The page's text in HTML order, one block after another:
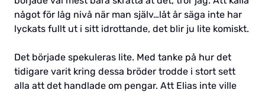
något för låg nivå när man själv…låt år säga inte har
lyckats fullt ut i sitt idrottande, det blir ju lite komiskt.
Det började spekuleras lite. Med tanke på hur det
tidigare varit kring dessa bröder trodde i stort sett
alla att det handlade om pengar. Att Elias inte ville